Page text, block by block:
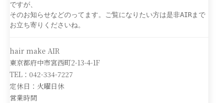
ですが、
そのお知らせなどのってます。ご覧になりたい方は是非AIRまで
お立ち寄りくださいね。
hair make AIR
東京都府中市宮西町2-13-4-1F
TEL：042-334-7227
定休日：火曜日休
営業時間